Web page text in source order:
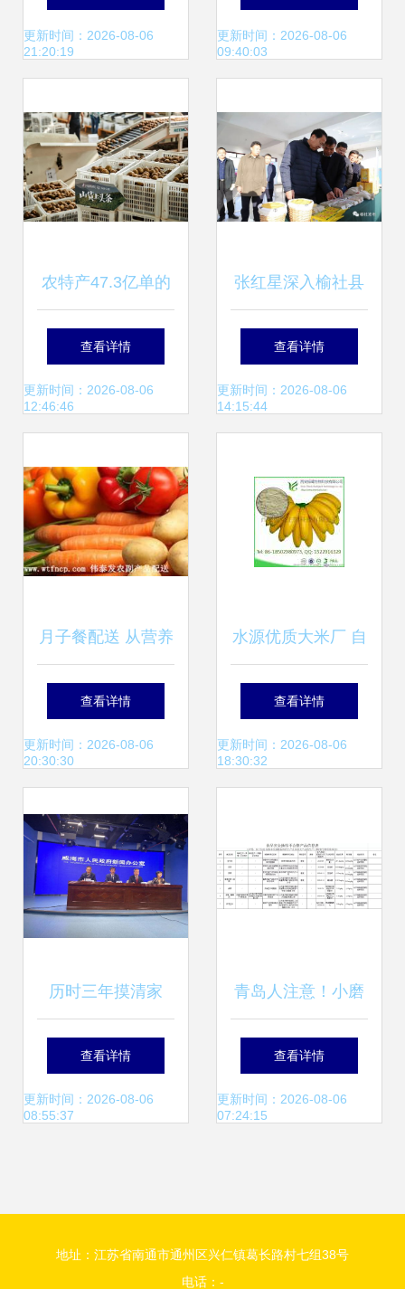
用农产品合格证制
全链条追溯体系
更新时间：2026-08-06
21:20:19
局与破局之道
更新时间：2026-08-06
09:40:03
农特产47.3亿单的
背后故事
查看详情
更新时间：2026-08-06
12:46:46
张红星深入榆社县
调研农产品加工产
业 聚焦农产品生产
查看详情
更新时间：2026-08-06
14:15:44
月子餐配送 从营养
调理到规模化批发
的一站式解析
查看详情
更新时间：2026-08-06
20:30:30
水源优质大米厂 自
然馈赠与工艺传承
的结晶
查看详情
更新时间：2026-08-06
18:30:32
历时三年摸清家
底，威海农产品生
产迈向精准植基新
查看详情
更新时间：2026-08-06
08:55:37
青岛人注意！小磨
香油、饼干……又
一批食品抽检不合
查看详情
更新时间：2026-08-06
07:24:15
地址：江苏省南通市通州区兴仁镇葛长路村七组38号
电话：-